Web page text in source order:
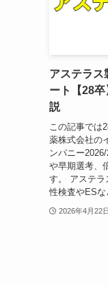
アステラス
ート【28
説
この記事では
薬株式会社の
ンパニー
や早期選考、
す。 アステラ
性検査やESな
2026年4月22日